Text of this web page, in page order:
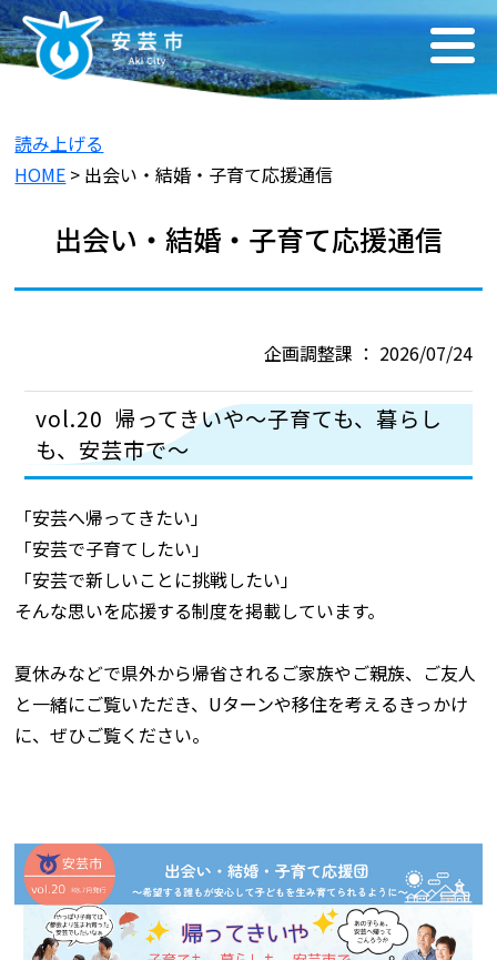
読み上げる
HOME > 出会い・結婚・子育て応援通信
出会い・結婚・子育て応援通信
企画調整課 ： 2026/07/24
vol.20 帰ってきいや～子育ても、暮らし
も、安芸市で～
「安芸へ帰ってきたい」
「安芸で子育てしたい」
「安芸で新しいことに挑戦したい」
――そんな思いを応援する制度を掲載しています。
夏休みなどで県外から帰省されるご家族やご親族、ご友人
と一緒にご覧いただき、Uターンや移住を考えるきっかけ
に、ぜひご覧ください。